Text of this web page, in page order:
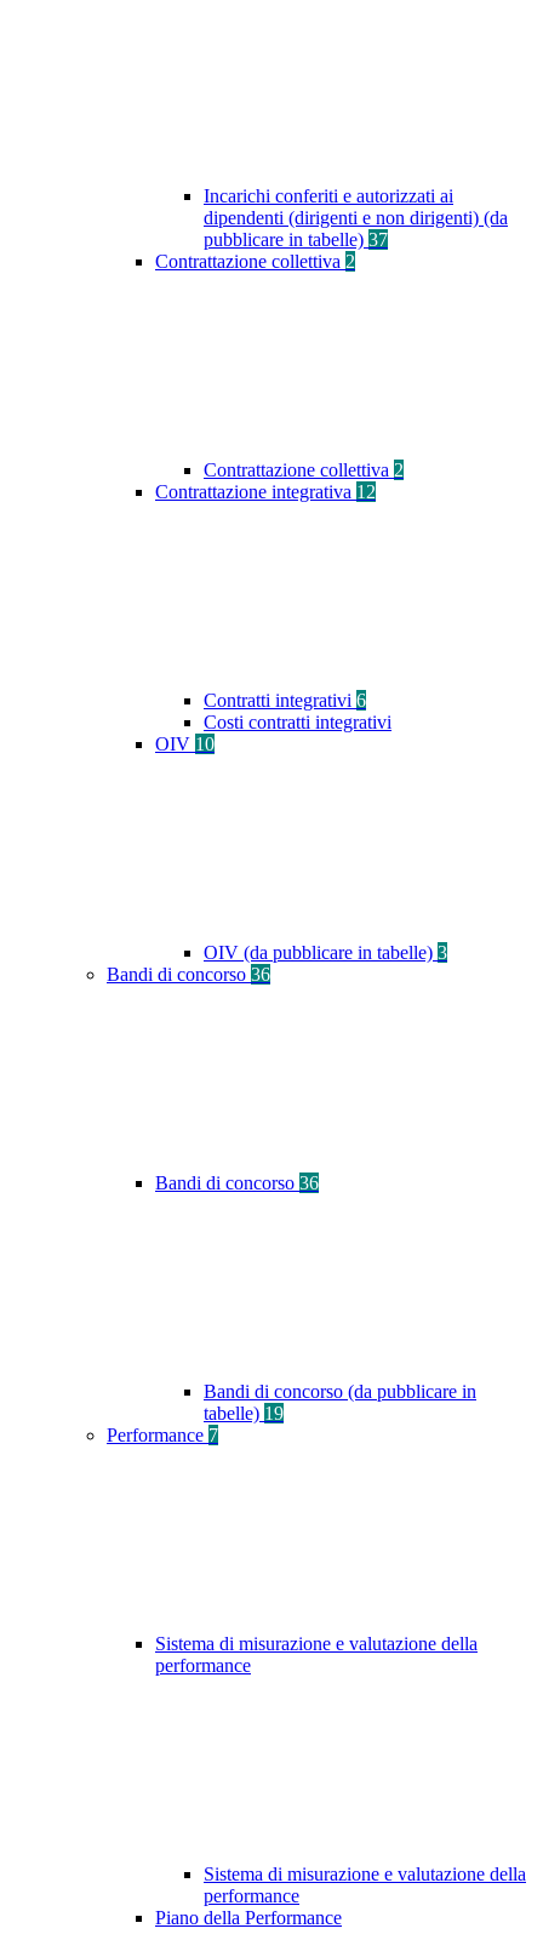
Incarichi conferiti e autorizzati ai
dipendenti (dirigenti e non dirigenti) (da
pubblicare in tabelle) 37
Contrattazione collettiva 2
Contrattazione collettiva 2
Contrattazione integrativa 12
Contratti integrativi 6
Costi contratti integrativi
OIV 10
OIV (da pubblicare in tabelle) 3
Bandi di concorso 36
Bandi di concorso 36
Bandi di concorso (da pubblicare in
tabelle) 19
Performance 7
Sistema di misurazione e valutazione della
performance
Sistema di misurazione e valutazione della
performance
Piano della Performance